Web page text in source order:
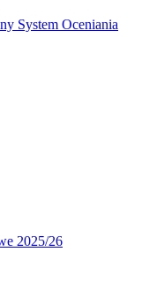
System Oceniania
2025/26